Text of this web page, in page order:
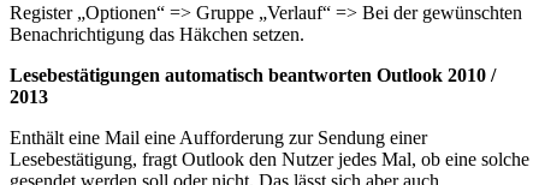
Register „Optionen“ => Gruppe „Verlauf“ => Bei der gewünschten
Benachrichtigung das Häkchen setzen.
Lesebestätigungen automatisch beantworten Outlook 2010 /
2013
Enthält eine Mail eine Aufforderung zur Sendung einer
Lesebestätigung, fragt Outlook den Nutzer jedes Mal, ob eine solche
gesendet werden soll oder nicht. Das lässt sich aber auch